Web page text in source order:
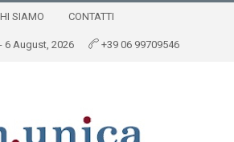
SIAMO CONTATTI
6 August, 2026 +39 06 99709546